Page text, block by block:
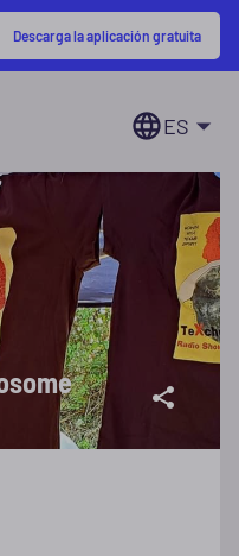
Descarga la aplicación gratuita
ES